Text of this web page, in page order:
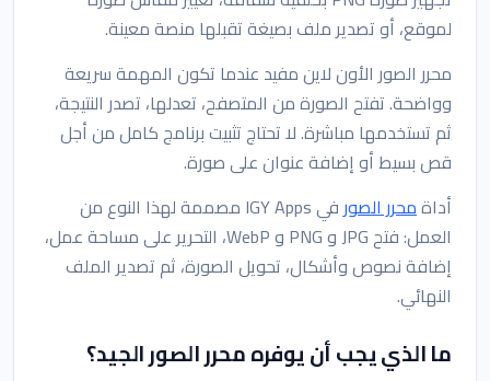
لموقع، أو تصدير ملف بصيغة تقبلها منصة معينة.
محرر الصور الأون لاين مفيد عندما تكون المهمة سريعة
وواضحة. تفتح الصورة من المتصفح، تعدلها، تصدر النتيجة،
ثم تستخدمها مباشرة. لا تحتاج تثبيت برنامج كامل من أجل
قص بسيط أو إضافة عنوان على صورة.
أداةمحرر الصور
في IGY Apps مصممة لهذا النوع من
العمل: فتح JPG و PNG و WebP، التحرير على مساحة عمل،
إضافة نصوص وأشكال، تحويل الصورة، ثم تصدير الملف
النهائي.
ما الذي يجب أن يوفره محرر الصور الجيد؟